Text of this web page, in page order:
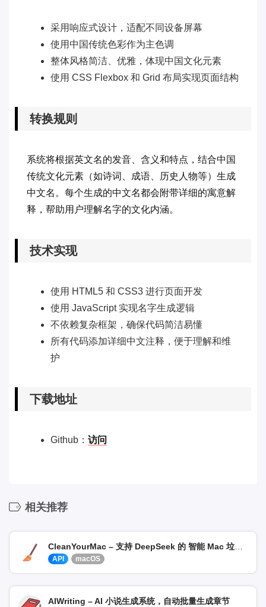
采用响应式设计，适配不同设备屏幕
使用中国传统色彩作为主色调
整体风格简洁、优雅，体现中国文化元素
使用 CSS Flexbox 和 Grid 布局实现页面结构
转换规则
系统将根据英文名的发音、含义和特点，结合中国
传统文化元素（如诗词、成语、历史人物等）生成
中文名。每个生成的中文名都会附带详细的寓意解
释，帮助用户理解名字的文化内涵。
技术实现
使用 HTML5 和 CSS3 进行页面开发
使用 JavaScript 实现名字生成逻辑
不依赖复杂框架，确保代码简洁易懂
所有代码添加详细中文注释，便于理解和维
护
下载地址
Github： 访问
相关推荐
CleanYourMac – 支持 DeepSeek 的 智能 Mac 垃圾清理工具
API macOS
AIWriting – AI 小说生成系统，自动批量生成章节